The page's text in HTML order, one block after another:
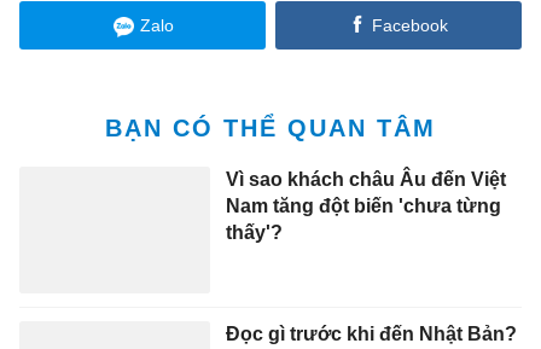
Zalo Facebook
BẠN CÓ THỂ QUAN TÂM
Vì sao khách châu Âu đến Việt
Nam tăng đột biến 'chưa từng
thấy'?
Đọc gì trước khi đến Nhật Bản?